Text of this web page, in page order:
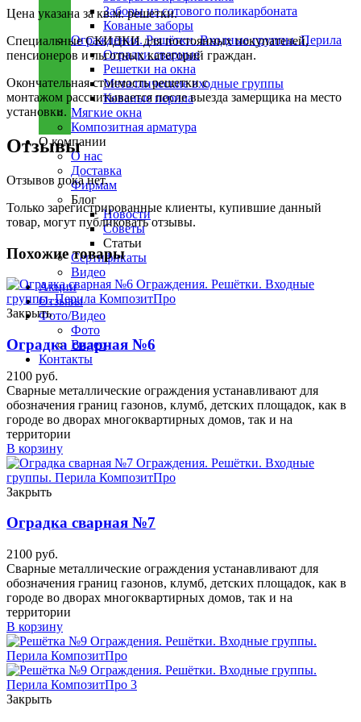
Заборы из сотового поликарбоната
Кованые заборы
Ограждения. Решётки. Входные группы. Перила
Оградки сварные
Решетки на окна
Металлические входные группы
Кованые перила
Мягкие окна
Композитная арматура
О компании
О нас
Доставка
Фирмам
Блог
Новости
Советы
Статьи
Сертификаты
Видео
Акции
Отзывы
Фото/Видео
Фото
Видео
Контакты
Цена указана за кв.м. решетки.
Специальные СКИДКИ для постоянных покупателей,
пенсионеров и льготных категорий граждан.
Окончательная стоимость решетки с
монтажом рассчитывается после выезда замерщика на место
установки.
Отзывы
Отзывов пока нет.
Только зарегистрированные клиенты, купившие данный
товар, могут публиковать отзывы.
Похожие товары
Закрыть
Оградка сварная №6
2100 руб.
Сварные металлические ограждения устанавливают для
обозначения границ газонов, клумб, детских площадок, как в
городе во дворах многоквартирных домов, так и на
территории
В корзину
Закрыть
Оградка сварная №7
2100 руб.
Сварные металлические ограждения устанавливают для
обозначения границ газонов, клумб, детских площадок, как в
городе во дворах многоквартирных домов, так и на
территории
В корзину
Закрыть